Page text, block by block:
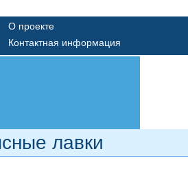
О проекте
Контактная информация
лавки